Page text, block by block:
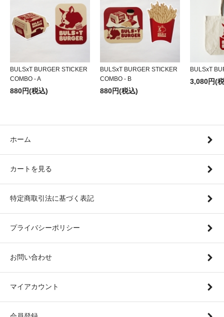
BULSxT BURGER STICKER
COMBO - A
880円(税込)
BULSxT BURGER STICKER
COMBO - B
880円(税込)
BULSxT
3,080円(
ホーム
カートを見る
特定商取引法に基づく表記
プライバシーポリシー
お問い合わせ
マイアカウント